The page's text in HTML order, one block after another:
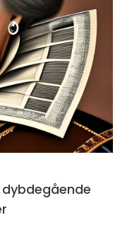
dybdegående